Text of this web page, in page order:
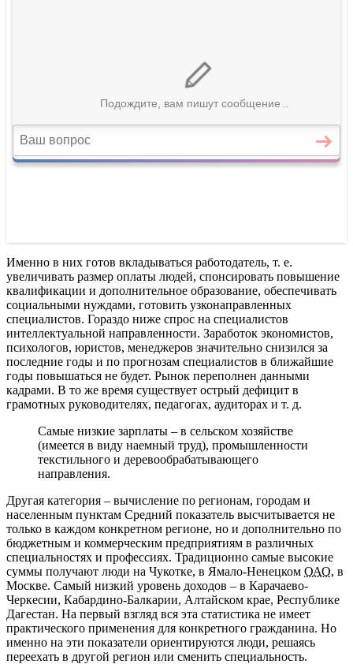
Именно в них готов вкладываться работодатель, т. е.
увеличивать размер оплаты людей, спонсировать повышение
квалификации и дополнительное образование, обеспечивать
социальными нуждами, готовить узконаправленных
специалистов. Гораздо ниже спрос на специалистов
интеллектуальной направленности. Заработок экономистов,
психологов, юристов, менеджеров значительно снизился за
последние годы и по прогнозам специалистов в ближайшие
годы повышаться не будет. Рынок переполнен данными
кадрами. В то же время существует острый дефицит в
грамотных руководителях, педагогах, аудиторах и т. д.
Самые низкие зарплаты – в сельском хозяйстве
(имеется в виду наемный труд), промышленности
текстильного и деревообрабатывающего
направления.
Другая категория – вычисление по регионам, городам и
населенным пунктам Средний показатель высчитывается не
только в каждом конкретном регионе, но и дополнительно по
бюджетным и коммерческим предприятиям в различных
специальностях и профессиях. Традиционно самые высокие
суммы получают люди на Чукотке, в Ямало-Ненецком ОАО, в
Москве. Самый низкий уровень доходов – в Карачаево-
Черкесии, Кабардино-Балкарии, Алтайском крае, Республике
Дагестан. На первый взгляд вся эта статистика не имеет
практического применения для конкретного гражданина. Но
именно на эти показатели ориентируются люди, решаясь
переехать в другой регион или сменить специальность.